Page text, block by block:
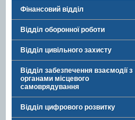
Фінансовий відділ
Відділ оборонної роботи
Відділ цивільного захисту
Відділ забезпечення взаємодії з
органами місцевого
самоврядування
Відділ цифрового розвитку